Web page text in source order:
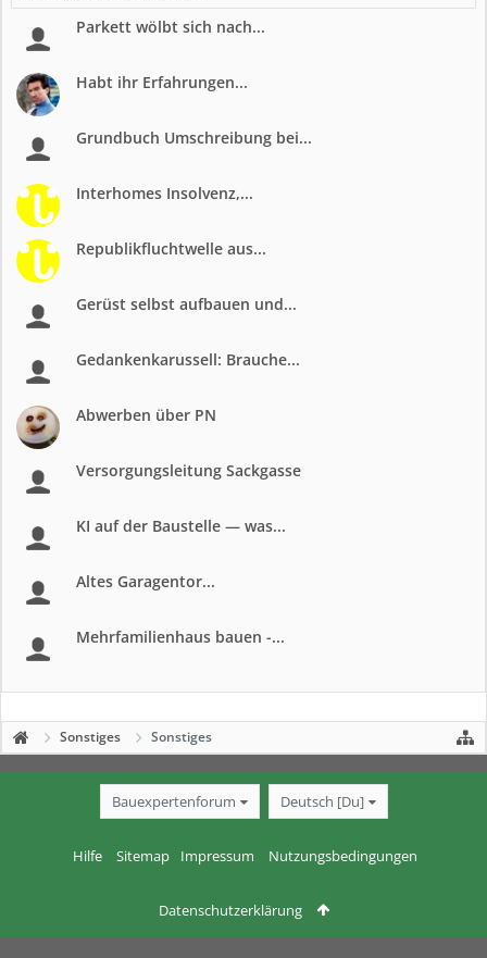
Parkett wölbt sich nach...
Habt ihr Erfahrungen...
Grundbuch Umschreibung bei...
Interhomes Insolvenz,...
Republikfluchtwelle aus...
Gerüst selbst aufbauen und...
Gedankenkarussell: Brauche...
Abwerben über PN
Versorgungsleitung Sackgasse
KI auf der Baustelle — was...
Altes Garagentor...
Mehrfamilienhaus bauen -...
Sonstiges Sonstiges
Bauexpertenforum Deutsch [Du]
Hilfe Sitemap Impressum Nutzungsbedingungen
Datenschutzerklärung